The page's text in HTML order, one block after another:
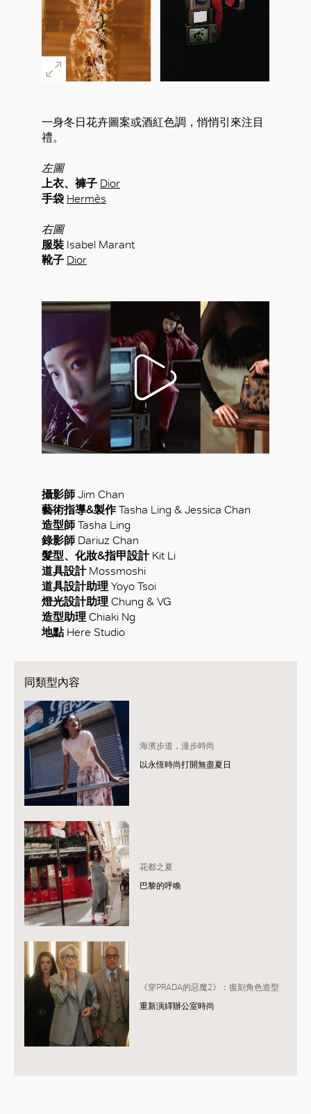
一身冬日花卉圖案或酒紅色調，悄悄引來注目
禮。
左圖
上衣、褲子 Dior
手袋 Hermès
右圖
服裝 Isabel Marant
靴子 Dior
攝影師 Jim Chan
藝術指導&製作Tasha Ling & Jessica Chan
造型師 Tasha Ling
錄影師 Dariuz Chan
髮型、化妝&指甲設計Kit Li
道具設計Mossmoshi
道具設計助理 Yoyo Tsoi
燈光設計助理 Chung & VG
造型助理 Chiaki Ng
地點Here Studio
同類型內容
海濱步道，漫步時尚
以永恆時尚打開無盡夏日
花都之夏
巴黎的呼喚
《穿PRADA的惡魔2》：復刻角色造型
重新演繹辦公室時尚